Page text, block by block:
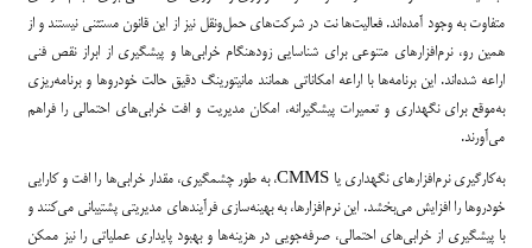
متفاوت به وجود آمده‌اند. فعالیت‌ها نت در شرکت‌های حمل‌ونقل نیز از این قانون مستثنی نیستند و از
همین رو، نرم‌افزارهای متنوعی برای شناسایی زودهنگام خرابی‌ها و پیشگیری از ابراز نقص فنی
اراعه شده‌اند. این برنامه‌ها با اراعه امکاناتی همانند مانیتورینگ دقیق حالت خودروها و برنامه‌ریزی
به‌موقع برای نگهداری‌ و تعمیرات پیشگیرانه، امکان مدیریت و افت خرابی‌های احتمالی را فراهم
می‌آورند.
به‌کارگیری نرم‌افزارهای نگهداری یا CMMS، به طور چشمگیری، مقدار خرابی‌ها را افت و کارایی
خودروها را افزایش می‌بخشد. این نرم‌افزارها، به بهینه‌سازی فرآیندهای مدیریتی پشتیبانی می‌کنند و
با پیشگیری از خرابی‌های احتمالی، صرفه‌جویی در هزینه‌ها و بهبود پایداری عملیاتی را نیز ممکن